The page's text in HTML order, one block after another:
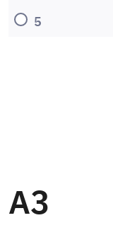
5
A3